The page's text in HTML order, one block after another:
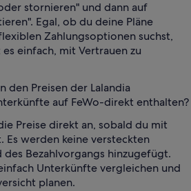
stornieren" und dann auf
Egal, ob du deine Pläne
Zahlungsoptionen suchst,
einfach, mit Vertrauen zu
den Preisen der Lalandia
auf FeWo-direkt enthalten?
Preise direkt an, sobald du mit
Es werden keine versteckten
Bezahlvorgangs hinzugefügt.
Unterkünfte vergleichen und
planen.